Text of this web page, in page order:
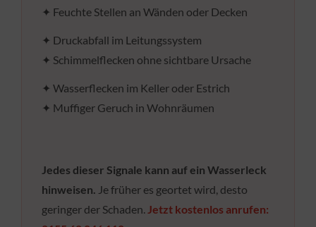
✦ Feuchte Stellen an Wänden oder Decken
✦ Druckabfall im Leitungssystem
✦ Schimmelflecken ohne sichtbare Ursache
✦ Wasserflecken im Keller oder Estrich
✦ Muffiger Geruch in Wohnräumen
Jedes dieser Signale kann auf ein Wasserleck
hinweisen. Je früher es geortet wird, desto
geringer der Schaden. Jetzt kostenlos anrufen: